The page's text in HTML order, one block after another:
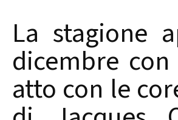
La stagione
dicembre
atto con le